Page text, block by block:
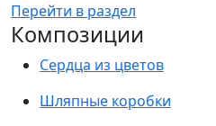
Перейти в раздел
Композиции
Сердца из цветов
Шляпные коробки